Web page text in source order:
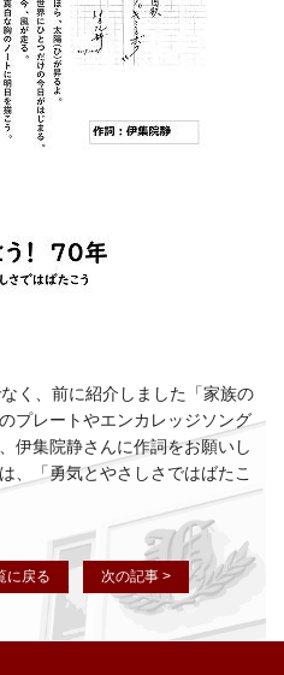
く、前に紹介しました「家族の
プレートやエンカレッジソング
伊集院静さんに作詞をお願いし
、「勇気とやさしさではばたこ
に戻る 次の記事 >